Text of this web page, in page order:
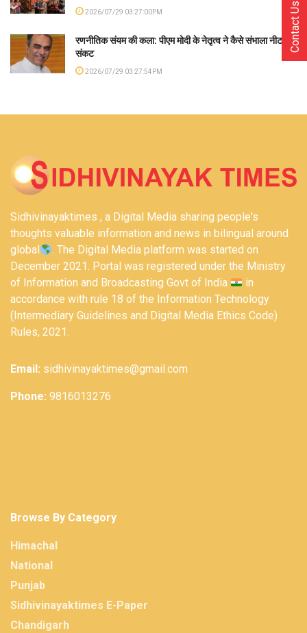
2026/07/29 03:27:00PM
रणनीतिक संयम की कला: पीएम मोदी के नेतृत्व ने कैसे संभाला नीट
संकट
2026/07/29 03:27:54PM
Sidhivinayaktimes , a Digital Media sharing people's
thoughts valuable information and news in bilingual around
global
. The Digital Media platform was started on
December 2021. Portal was registered under the Ministry
of Information and Broadcasting Govt of India
in
accordance with rule 18 of the Information Technology
(Intermediary Guidelines and Digital Media Ethics Code)
Rules, 2021.
Email: sidhivinayaktimes@gmail.com
Phone: 9816013276
Browse By Category
Himachal
National
Punjab
Sidhivinayaktimes E-Paper
Chandigarh
Contact Us